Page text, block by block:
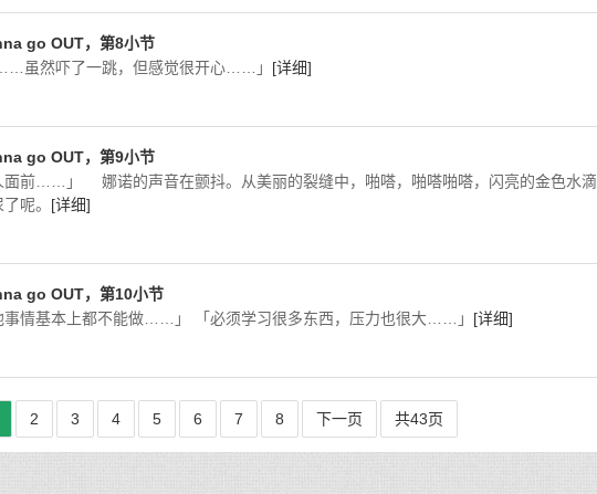
go OUT，第8小节
虽然吓了一跳，但感觉很开心……」 [详细]
go OUT，第9小节
……」 娜诺的声音在颤抖。从美丽的裂缝中，啪嗒，啪嗒啪嗒，闪亮的金色水滴
呢。 [详细]
go OUT，第10小节
情基本上都不能做……」 「必须学习很多东西，压力也很大……」 [详细]
2 3 4 5 6 7 8 下一页 共43页